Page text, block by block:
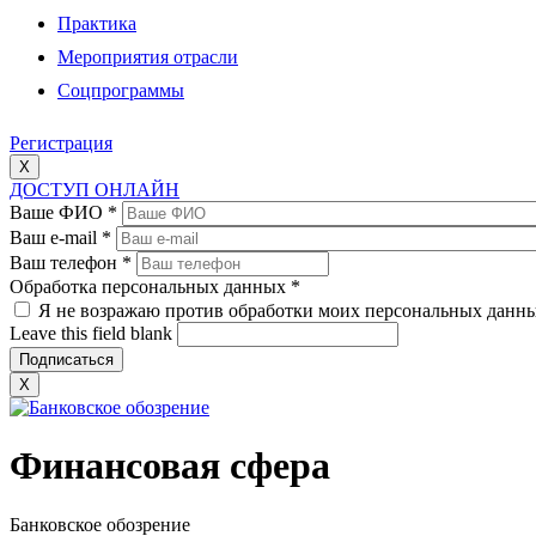
Практика
Мероприятия отрасли
Соцпрограммы
Регистрация
X
ДОСТУП ОНЛАЙН
Ваше ФИО *
Ваш e-mail *
Ваш телефон *
Обработка персональных данных *
Я не возражаю против обработки моих персональных
Leave this field blank
X
Финансовая сфера
Банковское обозрение